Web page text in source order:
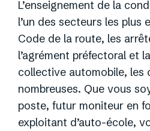
L’enseignement de la
l’un des secteurs les plus
Code de la route, les
l’agrément préfectoral et
collective automobile, les
nombreuses. Que vous
poste, futur moniteur en
exploitant d’auto-école,